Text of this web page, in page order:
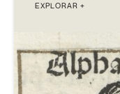
EXPLORAR +